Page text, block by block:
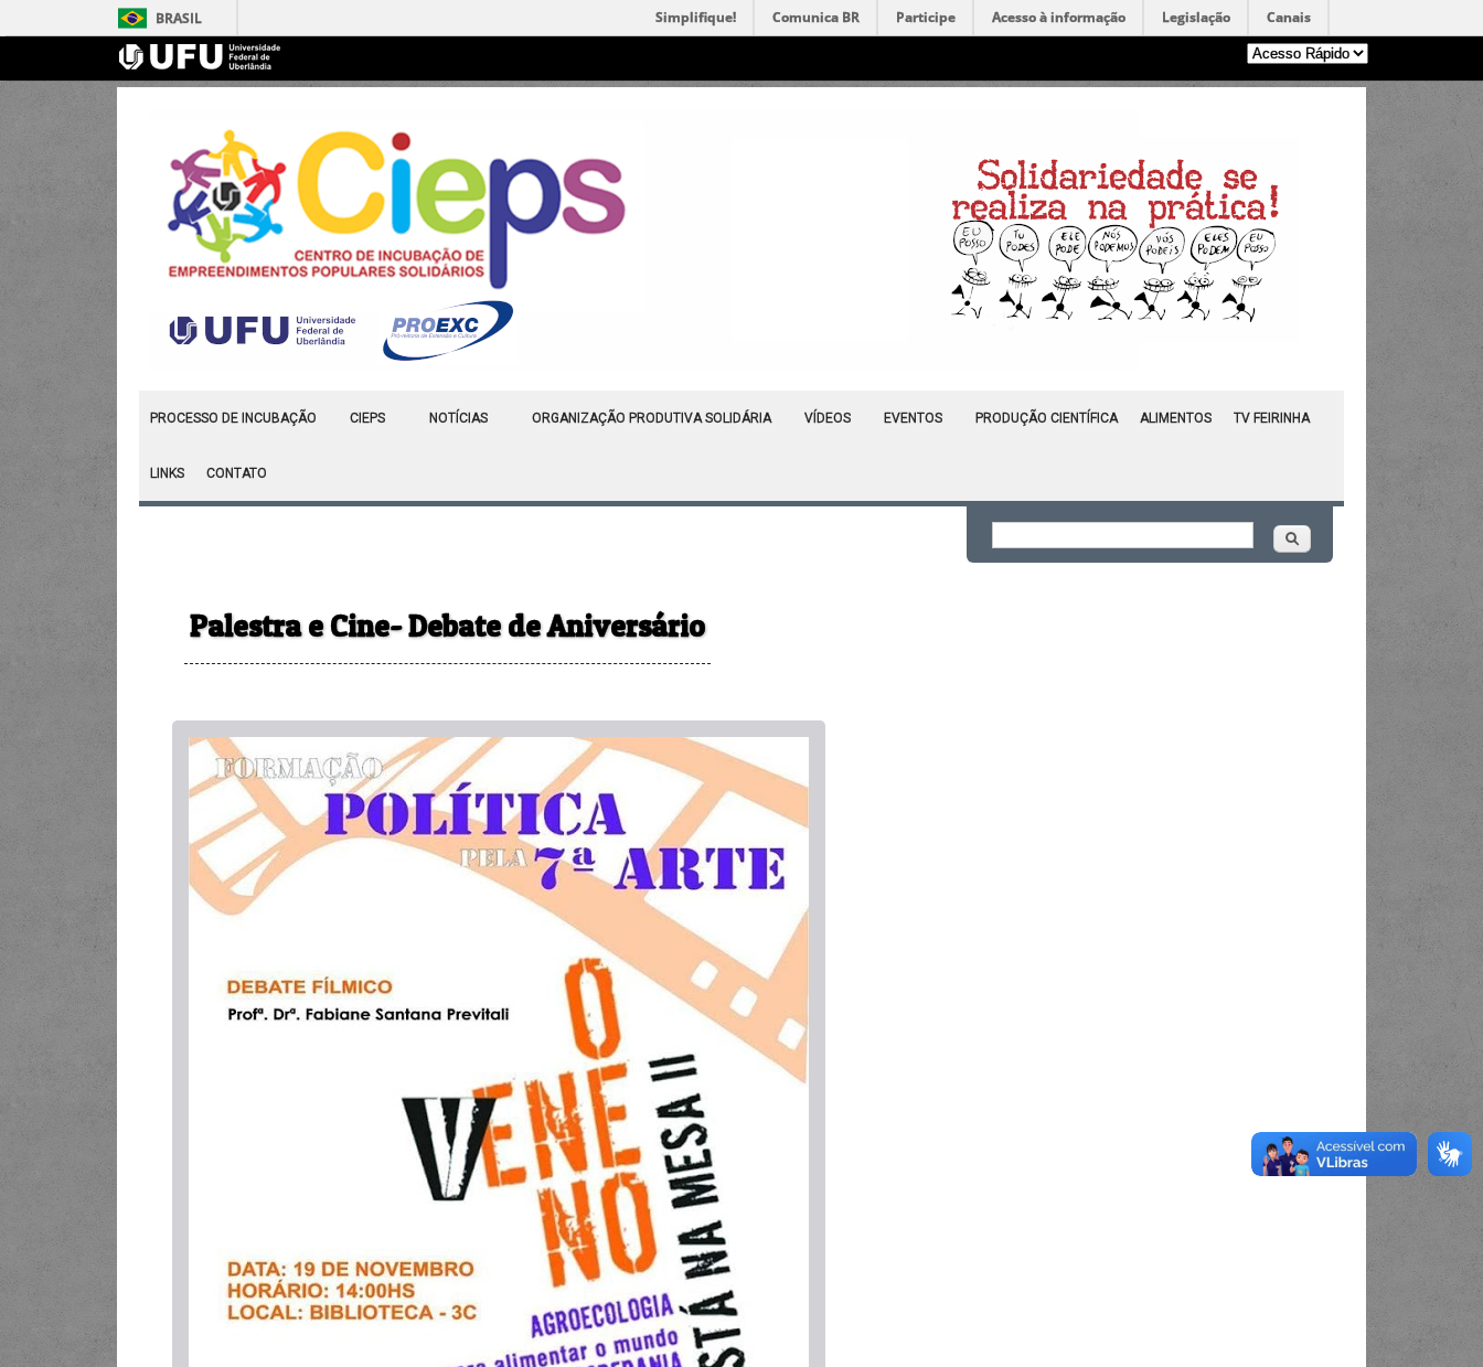
BRASIL Simplifique! Comunica BR Participe Acesso à informação Legislação Canais
PROCESSO DE INCUBAÇÃO CIEPS NOTÍCIAS ORGANIZAÇÃO PRODUTIVA SOLIDÁRIA VÍDEOS EVENTOS PRODUÇÃO CIENTÍFICA ALIMENTOS TV FEIRINHA
LINKS CONTATO
Formulário de busca
Buscar
Palestra e Cine- Debate de Aniversário